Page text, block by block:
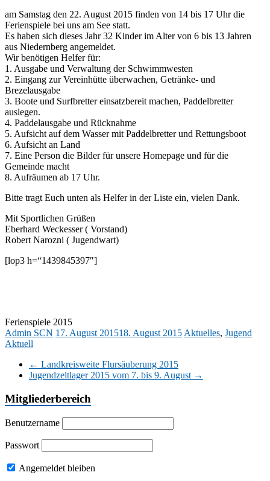
am Samstag den 22. August 2015 finden von 14 bis 17 Uhr die
Ferienspiele bei uns am See statt.
Es haben sich dieses Jahr 32 Kinder im Alter von 6 bis 13 Jahren
aus Niedernberg angemeldet.
Wir benötigen Helfer für:
1. Ausgabe und Verwaltung der Schwimmwesten
2. Eingang zur Vereinhütte überwachen, Getränke- und
Brezelausgabe
3. Boote und Surfbretter einsatzbereit machen, Paddelbretter
auslegen.
4. Paddelausgabe und Rücknahme
5. Aufsicht auf dem Wasser mit Paddelbretter und Rettungsboot
6. Aufsicht an Land
7. Eine Person die Bilder für unsere Homepage und für die
Gemeinde macht
8. Aufräumen ab 17 Uhr.
Bitte tragt Euch unten als Helfer in der Liste ein, vielen Dank.
Mit Sportlichen Grüßen
Eberhard Weckesser ( Vorstand)
Robert Narozni ( Jugendwart)
[lop3 h=“1439845397″]
Ferienspiele 2015
Admin SCN 17. August 201518. August 2015 Aktuelles, Jugend
Aktuell
← Landkreisweite Flursäuberung 2015
Jugendzeltlager 2015 vom 7. bis 9. August →
Mitgliederbereich
Benutzername
Passwort
Angemeldet bleiben